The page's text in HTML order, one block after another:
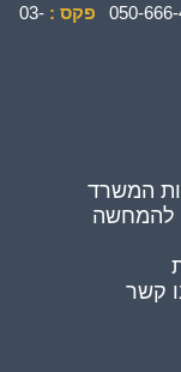
050- פקס : 03-
המשרד
להמחשה
קשר